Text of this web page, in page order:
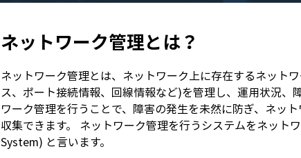
ネットワーク管理とは？
ネットワーク管理とは、ネットワーク上に存在するネット
ス、ポート接続情報、回線情報など)を管理し、運用状況、
ワーク管理を行うことで、障害の発生を未然に防ぎ、ネッ
収集できます。 ネットワーク管理を行うシステムをネッ
System) と言います。